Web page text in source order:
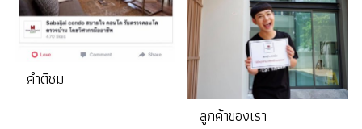
คำติชม
ลูกค้าของเรา